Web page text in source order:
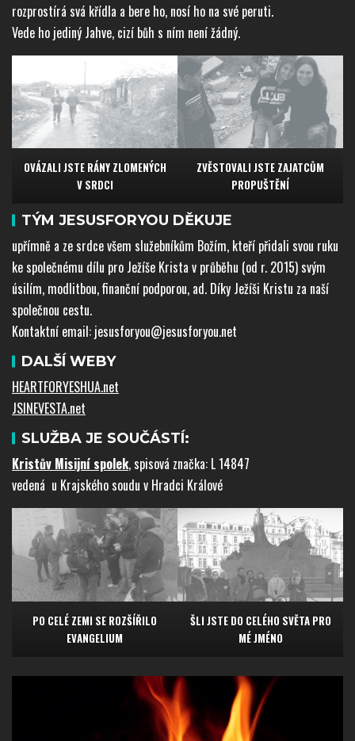
rozprostírá svá křídla a bere ho, nosí ho na své peruti.
Vede ho jediný Jahve, cizí bůh s ním není žádný.
OVÁZALI JSTE RÁNY ZLOMENÝCH
V SRDCI
ZVĚSTOVALI JSTE ZAJATCŮM
PROPUŠTĚNÍ
TÝM JESUSFORYOU DĚKUJE
upřímně a ze srdce všem služebníkům Božím, kteří přidali svou ruku
ke společnému dílu pro Ježíše Krista v průběhu (od r. 2015) svým
úsilím, modlitbou, finanční podporou, ad. Díky Ježíši Kristu za naší
společnou cestu.
Kontaktní email: jesusforyou@jesusforyou.net
DALŠÍ WEBY
HEARTFORYESHUA.net
JSINEVESTA.net
SLUŽBA JE SOUČÁSTÍ:
Kristův Misijní spolek, spisová značka: L 14847
vedená u Krajského soudu v Hradci Králové
PO CELÉ ZEMI SE ROZŠÍŘILO
EVANGELIUM
ŠLI JSTE DO CELÉHO SVĚTA PRO
MÉ JMÉNO